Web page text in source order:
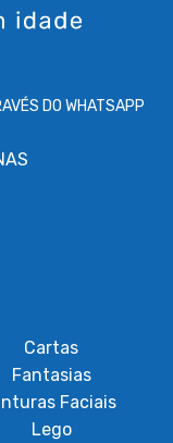
DO WHATSAPP
Cartas
Fantasias
Faciais
Lego